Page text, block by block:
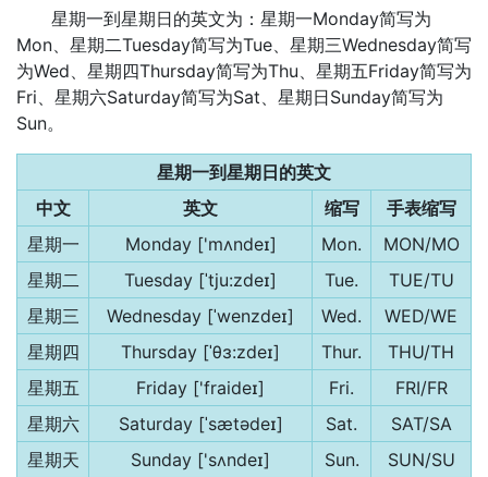
星期一到星期日的英文为：星期一Monday简写为
Mon、星期二Tuesday简写为Tue、星期三Wednesday简写
为Wed、星期四Thursday简写为Thu、星期五Friday简写为
Fri、星期六Saturday简写为Sat、星期日Sunday简写为
Sun。
星期一到星期日的英文
中文
英文 缩写
手表缩写
星期一
Monday ['mʌndeɪ] Mon.
MON/MO
星期二
Tuesday [ˈtju:zdeɪ] Tue.
TUE/TU
星期三
Wednesday [ˈwenzdeɪ] Wed.
WED/WE
星期四
Thursday [ˈθɜ:zdeɪ] Thur.
THU/TH
星期五
Friday ['fraideɪ] Fri.
FRI/FR
星期六
Saturday [ˈsætədeɪ] Sat.
SAT/SA
星期天
Sunday ['sʌndeɪ] Sun. SUN/SU